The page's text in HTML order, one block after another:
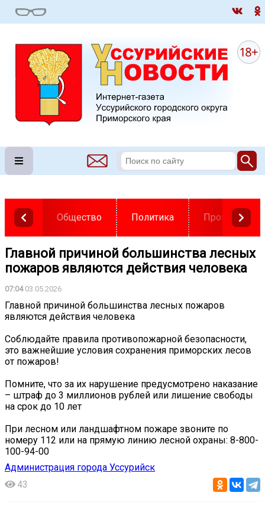
Общество Политика
Главной причиной большинства лесных
пожаров являются действия человека
07:0403.05.2026
Главной причиной большинства лесных пожаров
являются действия человека
Соблюдайте правила противопожарной безопасности,
это важнейшие условия сохранения приморских лесов
от пожаров!
️Помните, что за их нарушение предусмотрено наказание
– штраф до 3 миллионов рублей или лишение свободы
на срок до 10 лет
При лесном или ландшафтном пожаре звоните по
номеру 112 или на прямую линию лесной охраны: 8-800-
100-94-00
Администрация города Уссурийск
43